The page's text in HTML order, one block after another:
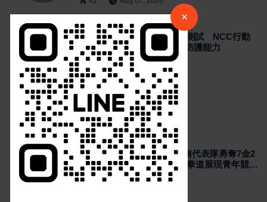
最新消息
2026城鎮韌性演習加入通訊測試 NCC行動
網路降速演練驗證國家通訊防護能力
Aug 07, 2026
熱門新聞
最新消息
2026國際少年運動會台南代表隊勇奪7金2
銀4銅 游泳射箭籃球跆拳道展現青年競技
實力
Aug 07, 2026
請加入LINE好友連結
中 華 超 傳 媒
Https://reurl.cc/adqW77
×